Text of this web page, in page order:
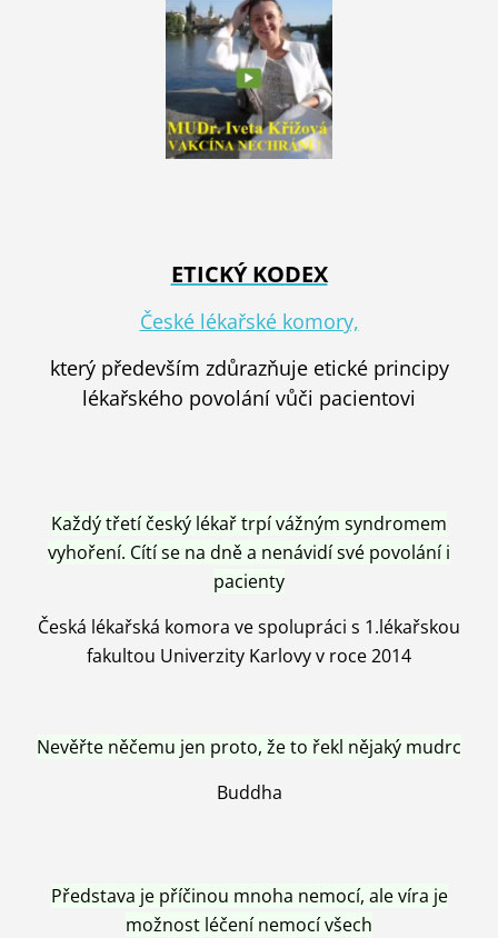
ETICKÝ KODEX
České lékařské komory,
který především zdůrazňuje etické principy
lékařského povolání vůči pacientovi
Každý třetí český lékař trpí vážným syndromem
vyhoření. Cítí se na dně a nenávidí své povolání i
pacienty
Česká lékařská komora ve spolupráci s 1.lékařskou
fakultou Univerzity Karlovy v roce 2014
Nevěřte něčemu jen proto, že to řekl nějaký mudrc
Buddha
Představa je příčinou mnoha nemocí, ale víra je
možnost léčení nemocí všech